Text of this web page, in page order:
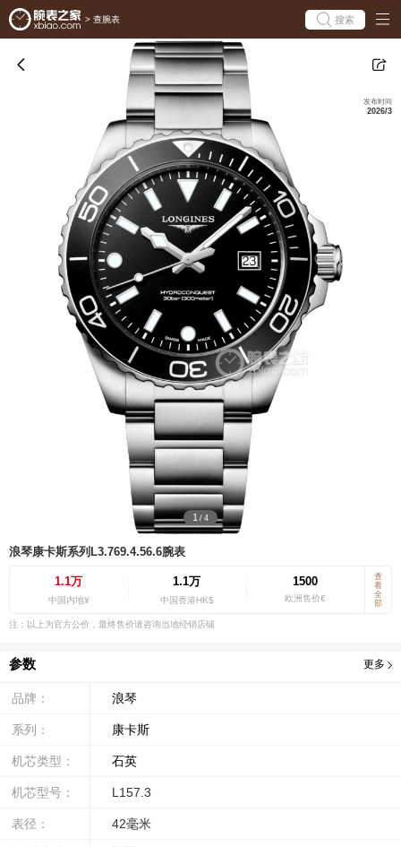
> 查腕表 搜索
1 / 4
发布时间
2026/3
浪琴康卡斯系列L3.769.4.56.6腕表
1.1万
中国内地¥
1.1万
中国香港HK$
1500
欧洲售价€
查
看
全
部
注：以上为官方公价，最终售价请咨询当地经销店铺
参数 更多
品牌： 浪琴
系列： 康卡斯
机芯类型： 石英
机芯型号： L157.3
表径： 42毫米